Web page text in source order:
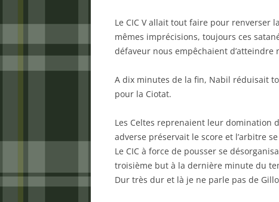
Le CIC V allait tout faire pour renverser
mêmes imprécisions, toujours ces
défaveur nous empêchaient d’atteindre
A dix minutes de la fin, Nabil réduisait
pour la Ciotat.
Les Celtes reprenaient leur domination
adverse préservait le score et l’arbitre
Le CIC à force de pousser se
troisième but à la dernière minute du
Dur très dur et là je ne parle pas de